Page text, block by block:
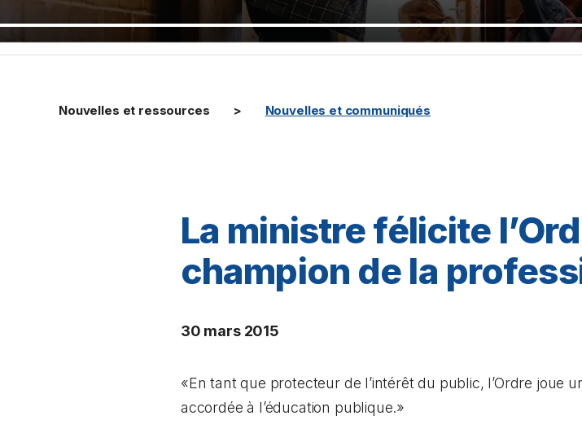
Nouvelles et ressources Nouvelles et communiqués
La ministre félicite
champion de la
30 mars 2015
«En tant que protecteur de l’intérêt du public, l’Ordre joue
accordée à l’éducation publique.»